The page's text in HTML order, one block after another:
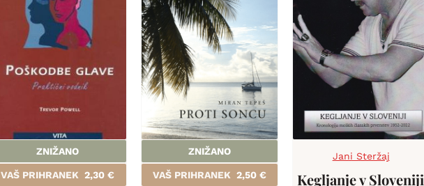
ZNIŽANO
VAŠ PRIHRANEK2,30€
ZNIŽANO
VAŠ PRIHRANEK 2,50 €
Jani Steržaj
Kegljanje v Sloveniji